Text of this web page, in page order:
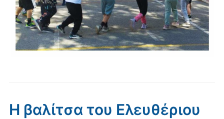
Η βαλίτσα του Ελευθέριου